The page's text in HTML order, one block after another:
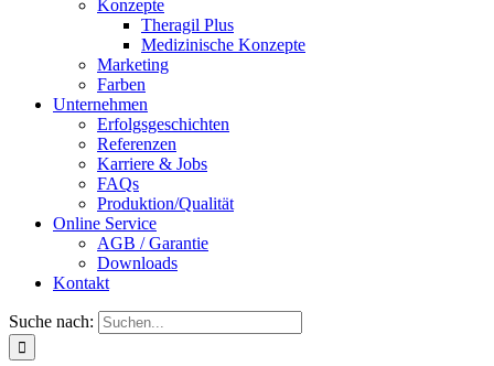
Konzepte
Theragil Plus
Medizinische Konzepte
Marketing
Farben
Unternehmen
Erfolgsgeschichten
Referenzen
Karriere & Jobs
FAQs
Produktion/Qualität
Online Service
AGB / Garantie
Downloads
Kontakt
Suche nach: